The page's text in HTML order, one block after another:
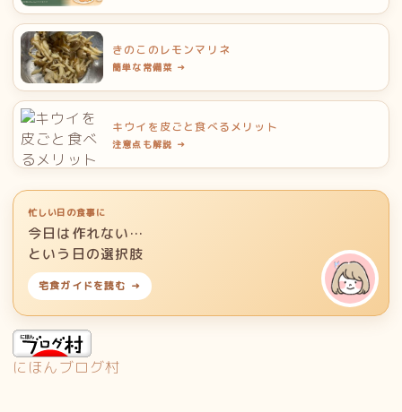
きのこのレモンマリネ
簡単な常備菜 →
キウイを皮ごと食べるメリット
注意点も解説 →
忙しい日の食事に
今日は作れない…
という日の選択肢
宅食ガイドを読む →
にほんブログ村